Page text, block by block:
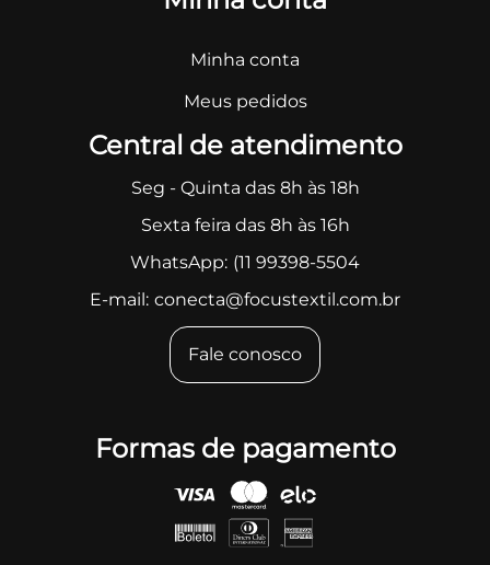
Minha conta
Meus pedidos
Central de atendimento
Seg - Quinta das 8h às 18h
Sexta feira das 8h às 16h
WhatsApp: (11 99398-5504
E-mail: conecta@focustextil.com.br
Fale conosco
Formas de pagamento